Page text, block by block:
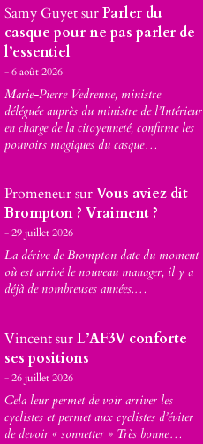
Samy GuyetsurParler du
casque pour ne pas parler de
l’essentiel
6 août 2026
Marie-Pierre Vedrenne, ministre
déléguée auprès du ministre de l’Intérieur
en charge de la citoyenneté, confirme les
pouvoirs magiques du casque…
PromeneursurVous aviez dit
Brompton ? Vraiment ?
29 juillet 2026
La dérive de Brompton date du moment
où est arrivé le nouveau manager, il y a
déjà de nombreuses années.…
VincentsurL’AF3V conforte
ses positions
26 juillet 2026
Cela leur permet de voir arriver les
cyclistes et permet aux cyclistes d’éviter
de devoir « sonnetter » Très bonne…